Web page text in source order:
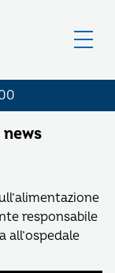
responsabile
all’ospedale